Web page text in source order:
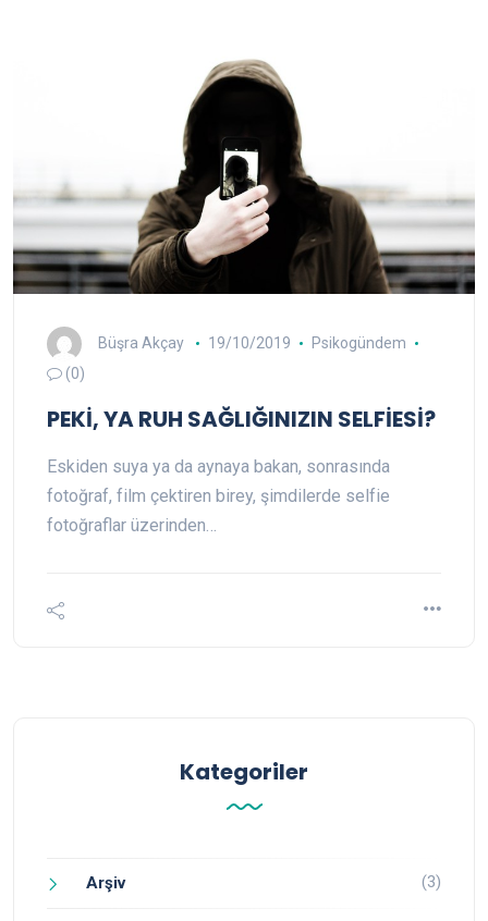
Büşra Akçay 19/10/2019
Psikogündem
(0)
PEKİ, YA RUH SAĞLIĞINIZIN SELFİESİ?
Eskiden suya ya da aynaya bakan, sonrasında
fotoğraf, film çektiren birey, şimdilerde selfie
fotoğraflar üzerinden…
Kategoriler
Arşiv (3)